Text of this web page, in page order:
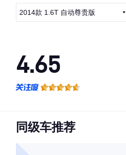
2014款 1.6T 自动尊贵版
4.65
·空间表现较为优秀，优于71%同级车
同级车推荐